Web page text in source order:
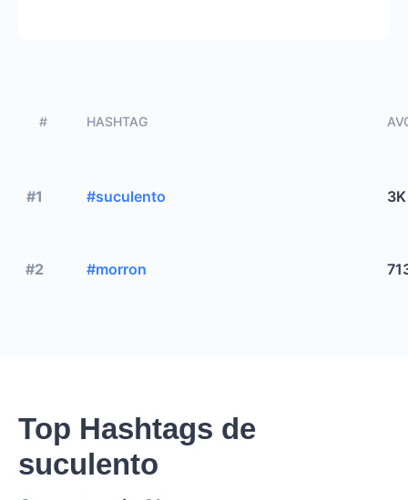
# HASHTAG
#1 #suculento 3K
#2 #morron
Top Hashtags de
suculento